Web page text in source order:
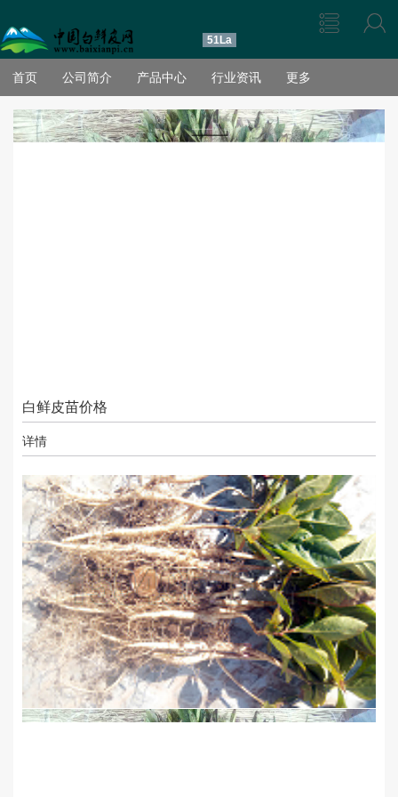
51La
首页 公司简介 产品中心 行业资讯 更多
白鲜皮苗价格
详情